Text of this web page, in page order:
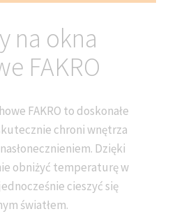
na okna
FAKRO
FAKRO to doskonałe
chroni wnętrza
Dzięki
obniżyć temperaturę w
cieszyć się
światłem.